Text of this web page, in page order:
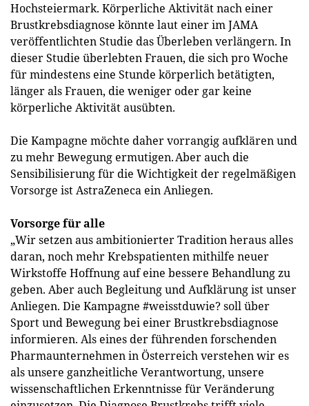
Hochsteiermark. Körperliche Aktivität nach einer
Brustkrebsdiagnose könnte laut einer im JAMA
veröffentlichten Studie das Überleben verlängern. In
dieser Studie überlebten Frauen, die sich pro Woche
für mindestens eine Stunde körperlich betätigten,
länger als Frauen, die weniger oder gar keine
körperliche Aktivität ausübten.
Die Kampagne möchte daher vorrangig aufklären und
zu mehr Bewegung ermutigen. Aber auch die
Sensibilisierung für die Wichtigkeit der regelmäßigen
Vorsorge ist AstraZeneca ein Anliegen.
Vorsorge für alle
„Wir setzen aus ambitionierter Tradition heraus alles
daran, noch mehr Krebspatienten mithilfe neuer
Wirkstoffe Hoffnung auf eine bessere Behandlung zu
geben. Aber auch Begleitung und Aufklärung ist unser
Anliegen. Die Kampagne #weisstduwie? soll über
Sport und Bewegung bei einer Brustkrebsdiagnose
informieren. Als eines der führenden forschenden
Pharmaunternehmen in Österreich verstehen wir es
als unsere ganzheitliche Verantwortung, unsere
wissenschaftlichen Erkenntnisse für Veränderung